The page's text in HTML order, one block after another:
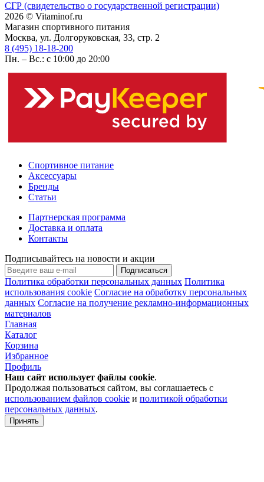
СГР (свидетельство о государственной регистрации)
2026 © Vitaminof.ru
Магазин спортивного питания
Москва, ул. Долгоруковская, 33, стр. 2
8 (495) 18-18-200
Пн. – Вс.: с 10:00 до 20:00
Спортивное питание
Аксессуары
Бренды
Статьи
Партнерская программа
Доставка и оплата
Контакты
Подписывайтесь на новости и акции
Подписаться
Политика обработки персональных данных Политика
использования cookie Согласие на обработку персональных
данных Согласие на получение рекламно-информационных
материалов
Главная
Каталог
Корзина
Избранное
Профиль
Наш сайт использует файлы cookie.
Продолжая пользоваться сайтом, вы соглашаетесь с
использованием файлов cookie и политикой обработки
персональных данных.
Принять